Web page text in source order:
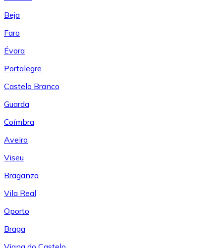
Beja
Faro
Évora
Portalegre
Castelo Branco
Guarda
Coímbra
Aveiro
Viseu
Braganza
Vila Real
Oporto
Braga